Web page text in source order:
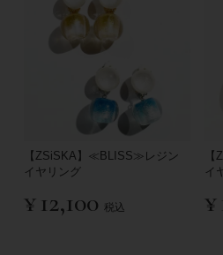
【ZSiSKA】≪BLISS≫レジン
イヤリング
¥ 12,100 税込
イ
¥